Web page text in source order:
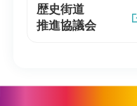
歴史街道
推進協議会